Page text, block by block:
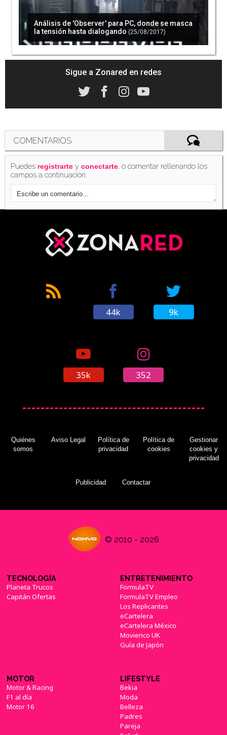
Análisis de 'Observer' para PC, donde se masca
la tensión hasta dialogando (25/08/2017)
Sigue a Zonared en redes
COMENTARIOS
Puedes registrarte yconectarte, o comentar rellenando los
campos a continuación.
44k 9k
35k 352
Quiénes
somos
Aviso Legal
Política de
privacidad
Política de
cookies
Gestionar
cookies y
privacidad
Publicidad Contactar
© 2010 - 2026
TECNOLOGÍA
Planeta Trucos
Capitán Ofertas
ENTRETENIMIENTO
FormulaTV
FormulaTV Empleo
Los Replicantes
eCartelera
eCartelera México
Movienco UK
Guía de Japón
MOTOR
Motor & Racing
F1 al día
Motor 16
LIFESTYLE
Bekia
Moda
Belleza
Padres
Pareja